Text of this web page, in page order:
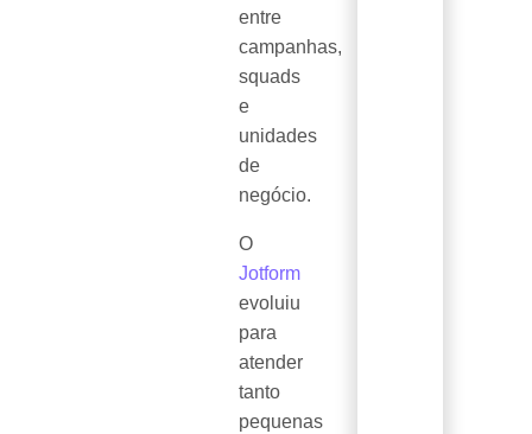
entre
campanhas,
squads
e
unidades
de
negócio.
O
Jotform
evoluiu
para
atender
tanto
pequenas